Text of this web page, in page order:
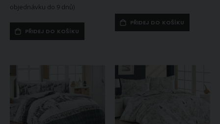
objednávku do 9 dnů)
PŘIDEJ DO KOŠÍKU
PŘIDEJ DO KOŠÍKU